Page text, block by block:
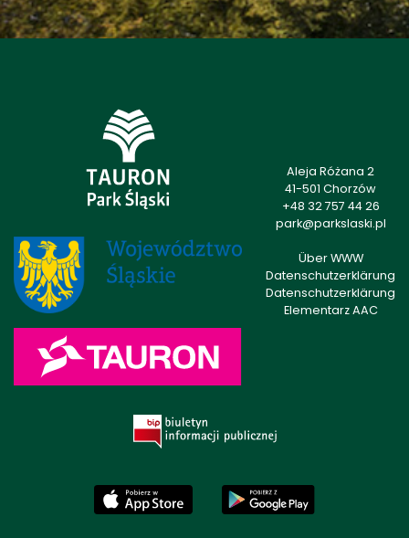
Aleja Różana 2
41-501 Chorzów
+48 32 757 44 26
park@parkslaski.pl
Über WWW
Datenschutzerklärung
Datenschutzerklärung
Elementarz AAC